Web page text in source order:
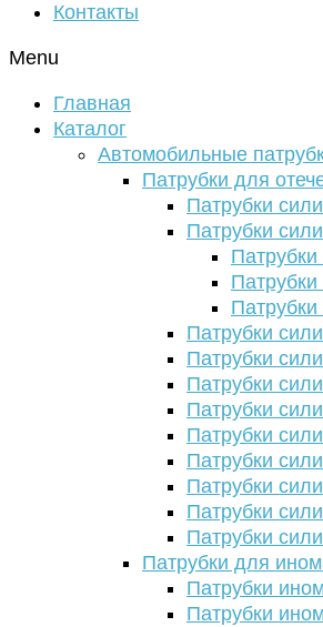
Контакты
Menu
Главная
Каталог
Автомобильные
Патрубки для
Патрубки
Патрубки
Патрубки
Патрубки
Патрубки
Патрубки
Патрубки
Патрубки
Патрубки
Патрубки
Патрубки
Патрубки для
Патрубки
Патрубки